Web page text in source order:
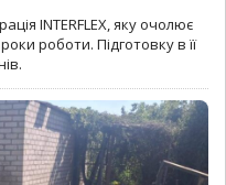
INTERFLEX, яку очолює
роботи. Підготовку в її